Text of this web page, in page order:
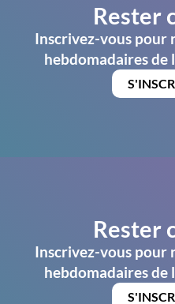
Rester
Inscrivez-vous pour
hebdomadaires de
Rester
Inscrivez-vous pour
hebdomadaires de